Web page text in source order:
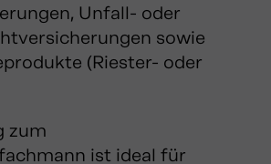
Unfall- oder
sowie
(Riester- oder
zum
ist ideal für